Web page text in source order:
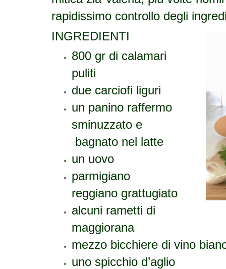
rapidissimo controllo degli
INGREDIENTI
800 gr di calamari
puliti
due carciofi liguri
un panino raffermo
sminuzzato e
bagnato nel latte
un uovo
parmigiano
reggiano grattugiato
alcuni rametti di
maggiorana
mezzo bicchiere di vino
uno spicchio d’aglio